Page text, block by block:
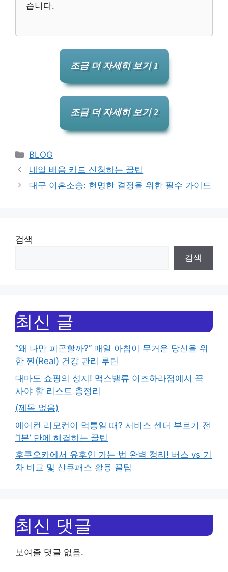
습니다.
조금 더 자세히 보기 1
조금 더 자세히 보기 2
Categories
BLOG
내일 배움 카드 신청하는 꿀팁
대구 이혼소송: 현명한 결정을 위한 필수 가이드
검색
검색
최신 글
“왜 나만 피곤할까?” 매일 아침이 무거운 당신을 위
한 찐(Real) 건강 관리 루틴
대마도 쇼핑의 성지! 맥스밸류 이즈하라점에서 꼭
사야 할 리스트 총정리
(제목 없음)
에어컨 리모컨이 먹통일 때? 서비스 센터 부르기 전
‘1분’ 만에 해결하는 꿀팁
후쿠오카에서 유후인 가는 법 완벽 정리! 버스 vs 기
차 비교 및 산큐패스 활용 꿀팁
최신 댓글
보여줄 댓글 없음.